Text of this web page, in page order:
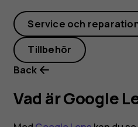
Service och
Tillbehör
Back
Vad är Google